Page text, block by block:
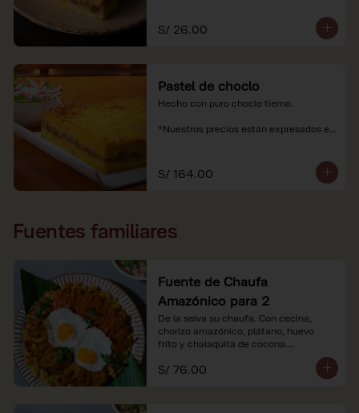
soles e incluyen impuestos de ley y
recargo al consumo.
S/ 26.00
Pastel de choclo
Hecho con puro choclo tierno.
*Nuestros precios están expresados en
S/ 164.00
Fuentes familiares
Fuente de Chaufa
Amazónico para 2
De la selva su chaufa. Con cecina,
chorizo amazónico, plátano, huevo
frito y chalaquita de cocona.
*Imágenes referenciales.
*Nuestros precios están expresados en
S/ 76.00